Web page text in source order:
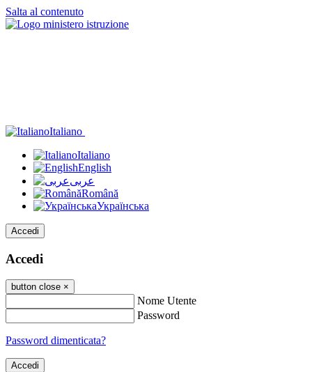
Salta al contenuto
Italiano
Italiano
English
عربى
Română
Українська
Accedi
Accedi
button close ×
Nome Utente
Password
Password dimenticata?